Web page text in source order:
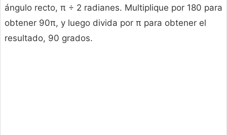
ángulo recto, π ÷ 2 radianes. Multiplique por 180 para
obtener 90π, y luego divida por π para obtener el
resultado, 90 grados.